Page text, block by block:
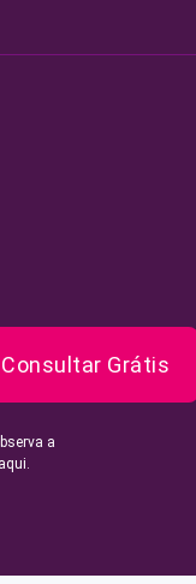
Consultar Grátis
a